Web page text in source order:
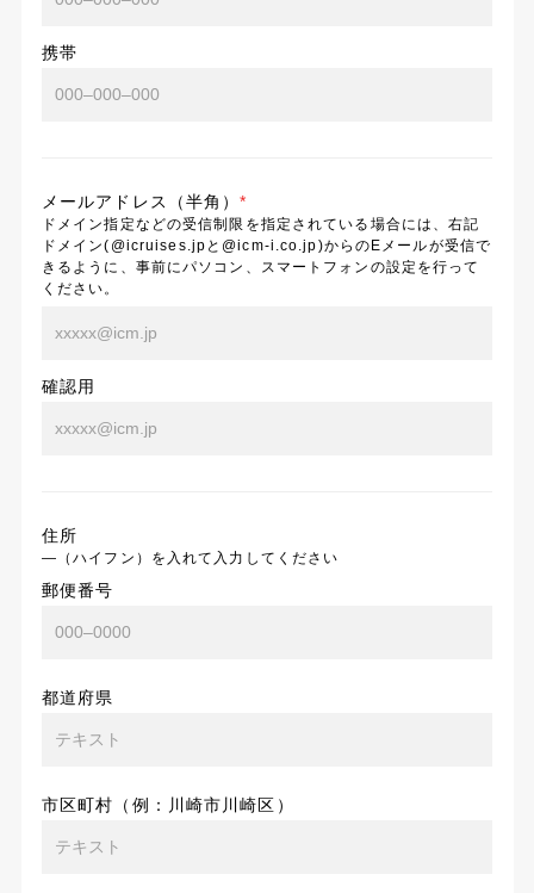
携帯
メールアドレス（半角）*
ドメイン指定などの受信制限を指定されている場合には、右記
ドメイン(@icruises.jpと@icm-i.co.jp)からのEメールが受信で
きるように、事前にパソコン、スマートフォンの設定を行って
ください。
確認用
住所
―（ハイフン）を入れて入力してください
郵便番号
都道府県
市区町村（例：川崎市川崎区）